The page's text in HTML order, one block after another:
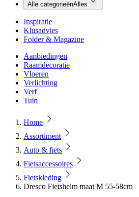
Alle categorieënAlles
Inspiratie
Klusadvies
Folder & Magazine
Aanbiedingen
Raamdecoratie
Vloeren
Verlichting
Verf
Tuin
Home
Assortiment
Auto & fiets
Fietsaccessoires
Fietskleding
Dresco Fietshelm maat M 55-58cm